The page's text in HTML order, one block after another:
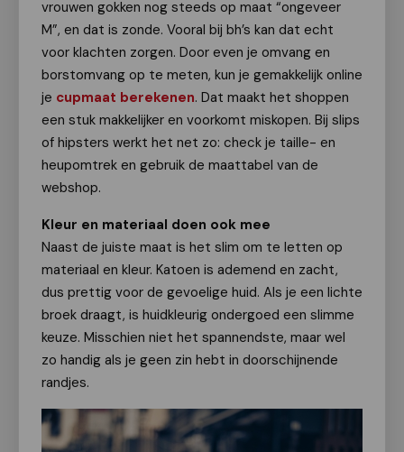
vrouwen gokken nog steeds op maat “ongeveer
M”, en dat is zonde. Vooral bij bh’s kan dat echt
voor klachten zorgen. Door even je omvang en
borstomvang op te meten, kun je gemakkelijk online
je cupmaat berekenen. Dat maakt het shoppen
een stuk makkelijker en voorkomt miskopen. Bij slips
of hipsters werkt het net zo: check je taille- en
heupomtrek en gebruik de maattabel van de
webshop.
Kleur en materiaal doen ook mee
Naast de juiste maat is het slim om te letten op
materiaal en kleur. Katoen is ademend en zacht,
dus prettig voor de gevoelige huid. Als je een lichte
broek draagt, is huidkleurig ondergoed een slimme
keuze. Misschien niet het spannendste, maar wel
zo handig als je geen zin hebt in doorschijnende
randjes.